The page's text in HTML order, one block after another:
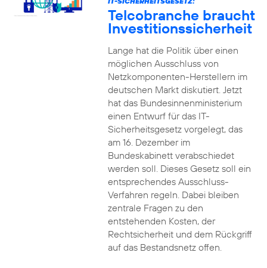
Telcobranche braucht
Investitionssicherheit
Lange hat die Politik über einen
möglichen Ausschluss von
Netzkomponenten-Herstellern im
deutschen Markt diskutiert. Jetzt
hat das Bundesinnenministerium
einen Entwurf für das IT-
Sicherheitsgesetz vorgelegt, das
am 16. Dezember im
Bundeskabinett verabschiedet
werden soll. Dieses Gesetz soll ein
entsprechendes Ausschluss-
Verfahren regeln. Dabei bleiben
zentrale Fragen zu den
entstehenden Kosten, der
Rechtsicherheit und dem Rückgriff
auf das Bestandsnetz offen.